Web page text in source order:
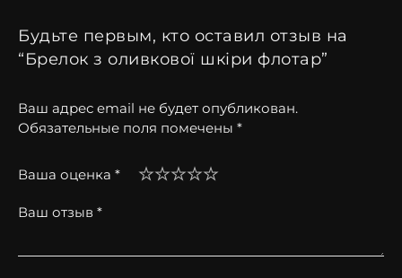
Будьте первым, кто оставил отзыв на
“Брелок з оливкової шкіри флотар”
Ваш адрес email не будет опубликован.
Обязательные поля помечены *
Ваша оценка *
Ваш отзыв *